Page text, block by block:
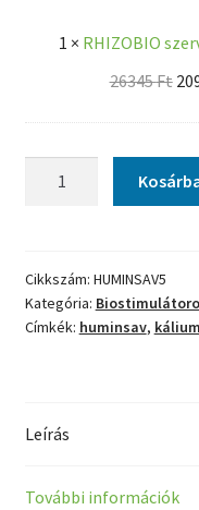
1 × RHIZOBIO
26345Ft
kg
mennyiség
Cikkszám: HUMINSAV5
Kategória:
Címkék: huminsav,
Leírás
További információk